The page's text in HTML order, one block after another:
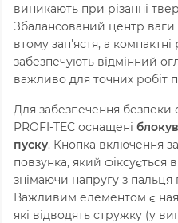
виникають при різанні
Збалансований центр ваги
втому зап'ястя, а
забезпечують відмінний
важливо для точних робіт
Для забезпечення безпеки
PROFI-TEC оснащені
пуску. Кнопка включення
повзунка, який фіксується
знімаючи напругу з пальця
Важливим елементом є
які відводять стружку (у